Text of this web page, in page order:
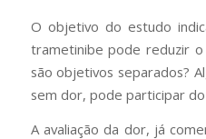
O objetivo do estudo
trametinibe pode reduzir
são objetivos separados?
sem dor, pode participar
A avaliação da dor, já